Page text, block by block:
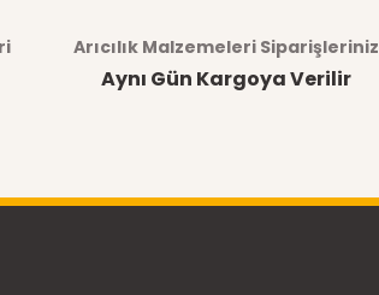
Arıcılık Malzemeleri Siparişleriniz
Aynı Gün Kargoya Verilir